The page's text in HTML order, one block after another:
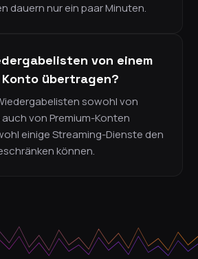
dauern nur ein paar Minuten.
von einem
übertragen?
sowohl von
von Premium-Konten
einige Streaming-Dienste den
können.